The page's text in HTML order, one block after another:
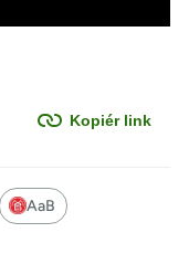
Kopiér link
AaB